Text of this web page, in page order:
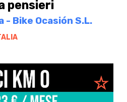
pensieri
Bike Ocasión S.L.